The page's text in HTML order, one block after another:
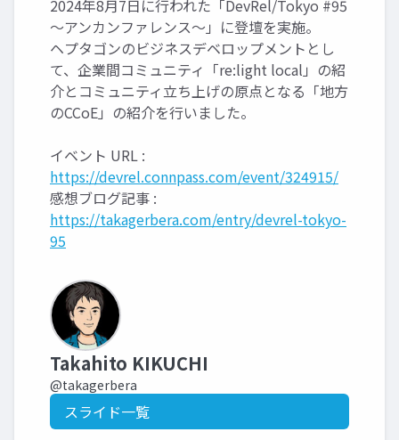
2024年8月7日に行われた「DevRel/Tokyo #95
〜アンカンファレンス〜」に登壇を実施。
ヘプタゴンのビジネスデベロップメントとし
て、企業間コミュニティ「re:light local」の紹
介とコミュニティ立ち上げの原点となる「地方
のCCoE」の紹介を行いました。
イベント URL :
https://devrel.connpass.com/event/324915/
感想ブログ記事 :
https://takagerbera.com/entry/devrel-tokyo-
95
Takahito KIKUCHI
@takagerbera
スライド一覧